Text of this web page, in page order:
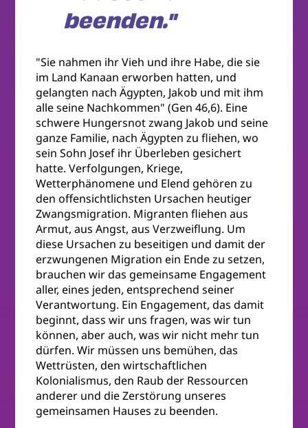
beenden."
"Sie nahmen ihr Vieh und ihre Habe, die sie
im Land Kanaan erworben hatten, und
gelangten nach Ägypten, Jakob und mit ihm
alle seine Nachkommen" (Gen 46,6). Eine
schwere Hungersnot zwang Jakob und seine
ganze Familie, nach Ägypten zu fliehen, wo
sein Sohn Josef ihr Überleben gesichert
hatte. Verfolgungen, Kriege,
Wetterphänomene und Elend gehören zu
den offensichtlichsten Ursachen heutiger
Zwangsmigration. Migranten fliehen aus
Armut, aus Angst, aus Verzweiflung. Um
diese Ursachen zu beseitigen und damit der
erzwungenen Migration ein Ende zu setzen,
brauchen wir das gemeinsame Engagement
aller, eines jeden, entsprechend seiner
Verantwortung. Ein Engagement, das damit
beginnt, dass wir uns fragen, was wir tun
können, aber auch, was wir nicht mehr tun
dürfen. Wir müssen uns bemühen, das
Wettrüsten, den wirtschaftlichen
Kolonialismus, den Raub der Ressourcen
anderer und die Zerstörung unseres
gemeinsamen Hauses zu beenden.